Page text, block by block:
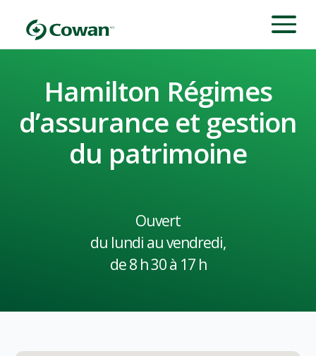
Hamilton Régimes
d’assurance et gestion
du patrimoine​